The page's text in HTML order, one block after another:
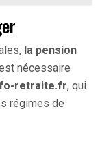
la pension
nécessaire
retraite.fr, qui
régimes de